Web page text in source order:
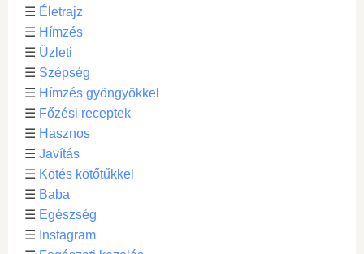
☰ Életrajz
☰ Hímzés
☰ Üzleti
☰ Szépség
☰ Hímzés gyöngyökkel
☰ Főzési receptek
☰ Hasznos
☰ Javítás
☰ Kötés kötőtűkkel
☰ Baba
☰ Egészség
☰ Instagram